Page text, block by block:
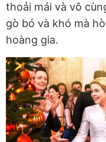
thoải mái và vô
gò bó và khó mà
hoàng gia.